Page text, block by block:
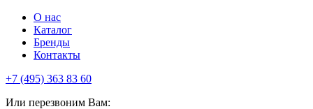
О нас
Каталог
Бренды
Контакты
+7 (495) 363 83 60
Или перезвоним Вам: